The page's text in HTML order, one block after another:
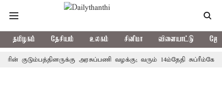
தமிழகம் தேசியம் உலகம் சினிமா விளையாட்டு
அரசுப்பணி வழக்கு; வரும் 14ம்தேதி சுப்ரீம்கோர்ட்டில்